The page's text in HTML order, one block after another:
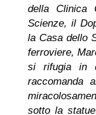
della Clinica
Scienze, il
la Casa dello
ferroviere,
si rifugia in
raccomanda
sotto la